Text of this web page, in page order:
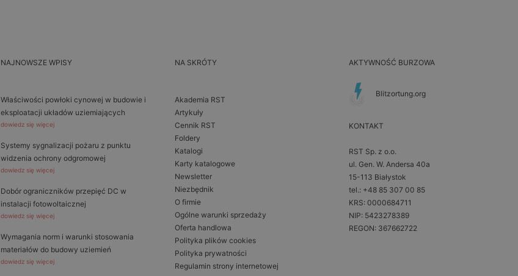
NAJNOWSZE WPISY
Właściwości powłoki cynowej w budowie i
eksploatacji układów uziemiających
dowiedz się więcej
Systemy sygnalizacji pożaru z punktu
widzenia ochrony odgromowej
dowiedz się więcej
Dobór ograniczników przepięć DC w
instalacji fotowoltaicznej
dowiedz się więcej
Wymagania norm i warunki stosowania
materiałów do budowy uziemień
dowiedz się więcej
NA SKRÓTY
Akademia RST
Artykuły
Cennik RST
Foldery
Katalogi
Karty katalogowe
Newsletter
Niezbędnik
O firmie
Ogólne warunki sprzedaży
Oferta handlowa
Polityka plików cookies
Polityka prywatności
Regulamin strony internetowej
AKTYWNOŚĆ BURZOWA
Blitzortung.org
KONTAKT
RST Sp. z o.o.
ul. Gen. W. Andersa 40a
15-113 Białystok
tel.: +48 85 307 00 85
KRS: 0000684711
NIP: 5423278389
REGON: 367662722